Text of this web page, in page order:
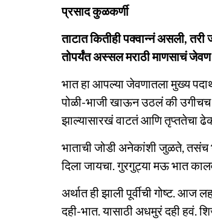
प्रसाद कुळकर्णी
ताटात कितीही पक्वान्नं असली,
तोपर्यंत अस्सल मराठी माणसाचं जेवण
भात हा आपल्या जेवणातला मुख्य
पोळी-भाजी खाऊन उठलं की उगीचच
झाल्यासारखं वाटतं आणि तृप्ततेचा
भाताची जोडी अनेकांशी जुळते, तसंच
दिला जायचा. गुरगुट्या मऊ भात
अर्थात ही झाली पूर्वीची गोष्ट. आज
दही-भात. यासाठी अधमुरं दही हवं.